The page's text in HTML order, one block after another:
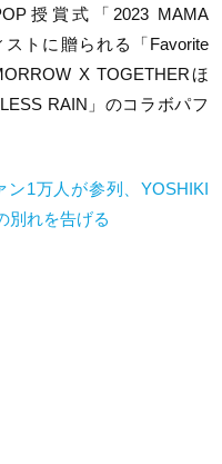
授賞式「2023 MAMA
トに贈られる「Favorite
X TOGETHERほ
RAIN」のコラボパフ
ン1万人が参列、YOSHIKI
別れを告げる